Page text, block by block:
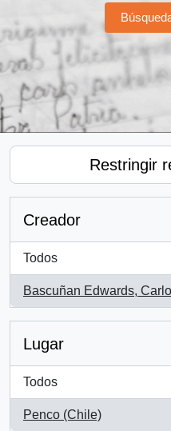
Restringir
Creador
Todos
Bascuñan Edwards,
, 1 resultados
Lugar
Todos
Penco (Chile)
, 1 resultados